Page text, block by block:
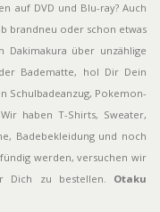
auf DVD und Blu-ray? Auch
brandneu oder schon etwas
über unzählige
Badematte, hol Dir Dein
Schulbadeanzug, Pokemon-
haben T-Shirts, Sweater,
Badebekleidung und noch
werden, versuchen wir
Dich zu bestellen. Otaku